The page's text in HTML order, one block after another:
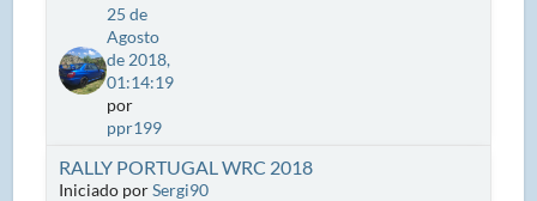
25 de
Agosto
de 2018,
01:14:19
por
ppr199
RALLY PORTUGAL WRC 2018
Iniciado porSergi90